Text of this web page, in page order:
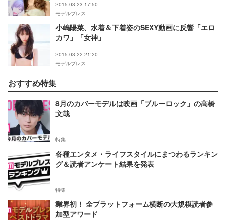
2015.03.23 17:50
モデルプレス
小嶋陽菜、水着＆下着姿のSEXY動画に反響「エロ
カワ」「女神」
2015.03.22 21:20
モデルプレス
おすすめ特集
8月のカバーモデルは映画「ブルーロック」の高橋
文哉
特集
各種エンタメ・ライフスタイルにまつわるランキン
グ＆読者アンケート結果を発表
特集
業界初！ 全プラットフォーム横断の大規模読者参
加型アワード